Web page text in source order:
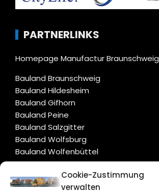
Cookie-Zustimmung
verwalten
PARTNERLINKS
Homepage Manufactur Braunschweig
Bauland Braunschweig
Bauland Hildesheim
Bauland Gifhorn
Bauland Peine
Bauland Salzgitter
Bauland Wolfsburg
Bauland Wolfenbüttel
CITYLIFE!